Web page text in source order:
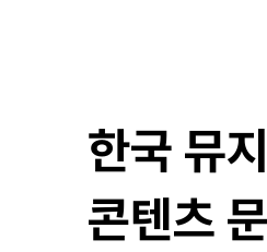
한국 뮤
콘텐츠